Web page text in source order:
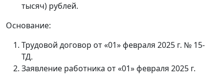
тысяч) рублей.
Основание:
Трудовой договор от «01» февраля 2025 г. № 15-
ТД.
Заявление работника от «01» февраля 2025 г.